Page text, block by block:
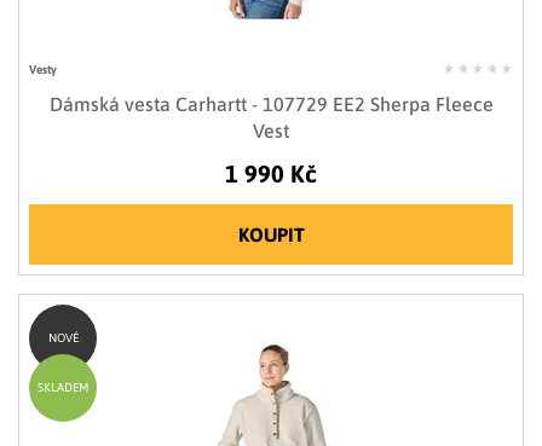
Vesty
Dámská vesta Carhartt - 107729 EE2 Sherpa Fleece
Vest
1 990 Kč
KOUPIT
NOVÉ
SKLADEM